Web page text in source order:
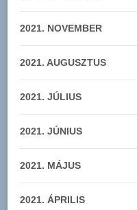
2021. NOVEMBER
2021. AUGUSZTUS
2021. JÚLIUS
2021. JÚNIUS
2021. MÁJUS
2021. ÁPRILIS